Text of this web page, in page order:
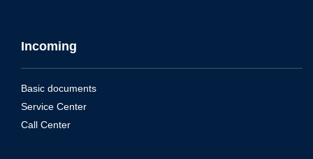
Incoming
Basic documents
Service Center
Call Center